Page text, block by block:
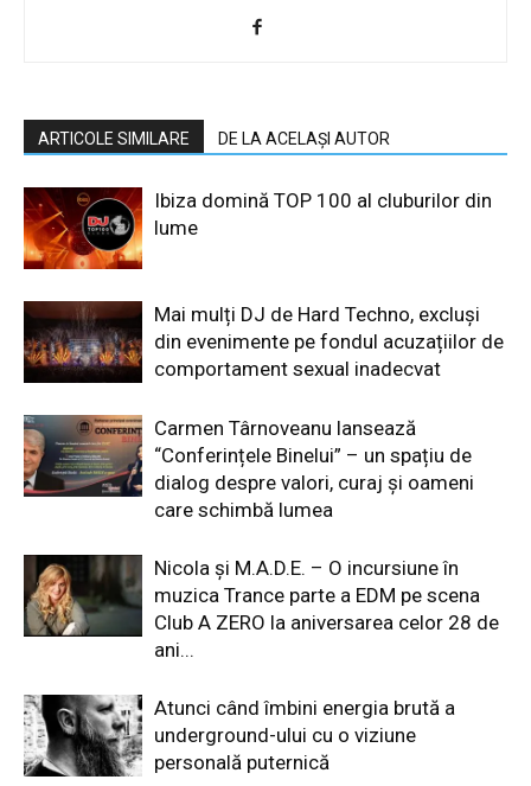
ARTICOLE SIMILARE DE LA ACELAȘI AUTOR
Ibiza domină TOP 100 al cluburilor din
lume
Mai mulți DJ de Hard Techno, excluși
din evenimente pe fondul acuzațiilor de
comportament sexual inadecvat
Carmen Târnoveanu lansează
“Conferințele Binelui” – un spațiu de
dialog despre valori, curaj și oameni
care schimbă lumea
Nicola și M.A.D.E. – O incursiune în
muzica Trance parte a EDM pe scena
Club A ZERO la aniversarea celor 28 de
ani...
Atunci când îmbini energia brută a
underground-ului cu o viziune
personală puternică